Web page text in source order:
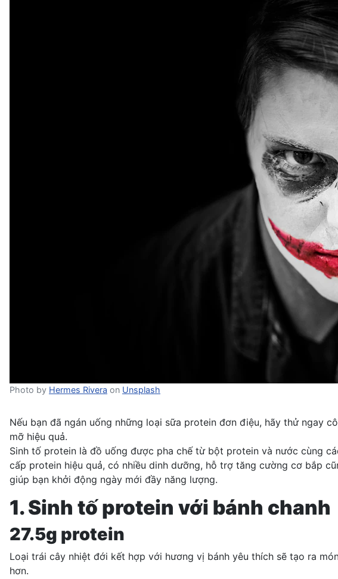
Photo by Hermes Rivera on Unsplash
Nếu bạn đã ngán uống những loại sữa protein đơn điệu, hãy thử ngay
mỡ hiệu quả.
Sinh tố protein là đồ uống được pha chế từ bột protein và nước cùng
cấp protein hiệu quả, có nhiều dinh dưỡng, hỗ trợ tăng cường cơ bắp
giúp bạn khởi động ngày mới đầy năng lượng.
1. Sinh tố protein với bánh chanh
27.5g protein
Loại trái cây nhiệt đới kết hợp với hương vị bánh yêu thích sẽ tạo ra
hơn.